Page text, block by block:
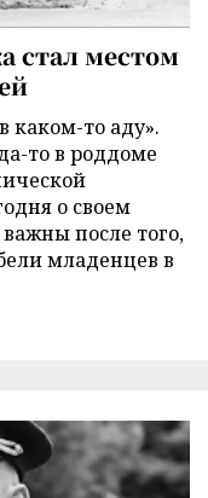
стал местом
каком-то аду».
то в роддоме
о своем
после того,
младенцев в